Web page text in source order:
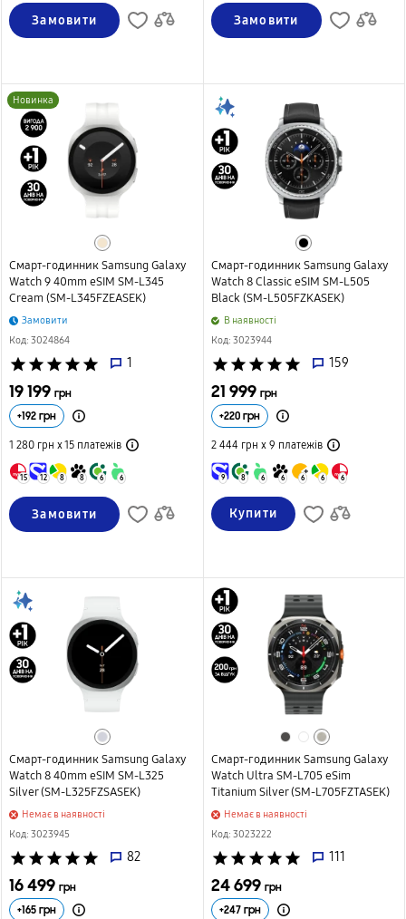
Замовити Замовити
Новинка
Смарт-годинник Samsung Galaxy
Watch 9 40mm eSIM SM-L345
Cream (SM-L345FZEASEK)
Замовити
Код: 3024864
star star star star star 1
19 199 грн
+192 грн
1 280 грн х 15 платежів
15 12 8 8 6 6
Замовити
Смарт-годинник Samsung Galaxy
Watch 8 Classic eSIM SM-L505
Black (SM-L505FZKASEK)
B наявності
Код: 3023944
star star star star star 159
21 999 грн
+220грн
2 444 грн х 9 платежів
9 8 6 6 6 6 6
Купити
Смарт-годинник Samsung Galaxy
Watch 8 40mm eSIM SM-L325
Silver (SM-L325FZSASEK)
Немає в наявності
Код: 3023945
star star star star star 82
16 499 грн
+165 грн
Смарт-годинник Samsung Galaxy
Watch Ultra SM-L705 eSim
Titanium Silver (SM-L705FZTASEK)
Немає в наявності
Код: 3023222
star star star star star 111
24 699 грн
+247грн